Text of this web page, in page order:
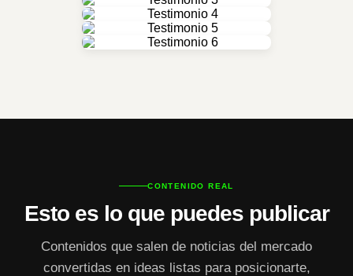
CONTENIDO REAL
Esto es lo que puedes publicar
Contenidos que salen de noticias del mercado
convertidas en ideas listas para posicionarte,